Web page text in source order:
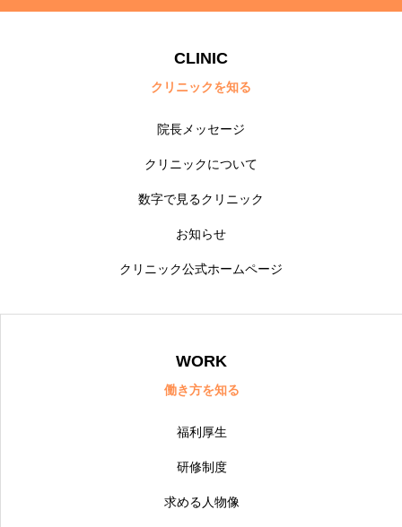
クリニックについて
CLINIC
クリニックを知る
院長メッセージ
クリニックについて
数字で見るクリニック
お知らせ
クリニック公式ホームページ
WORK
働き方を知る
福利厚生
研修制度
求める人物像